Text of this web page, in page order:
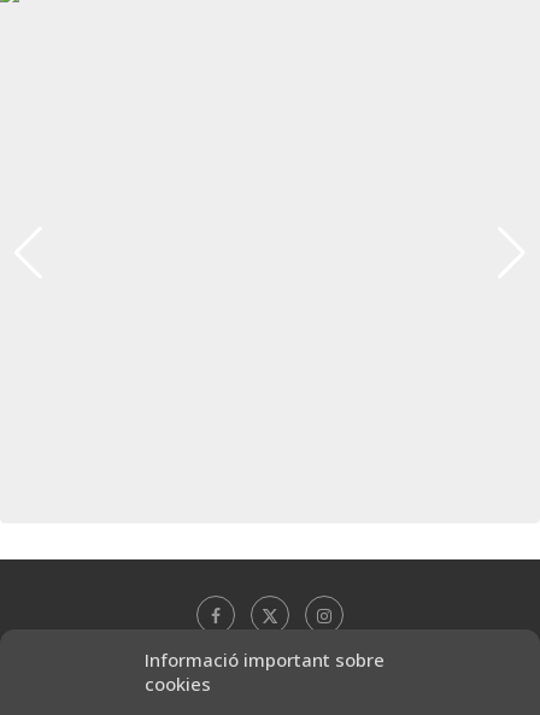
Informació important sobre
cookies